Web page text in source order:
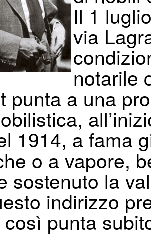
Il 1
via
notarile
punta a una
1914, a fama
o a vapore,
sostenuto la
indirizzo
punta